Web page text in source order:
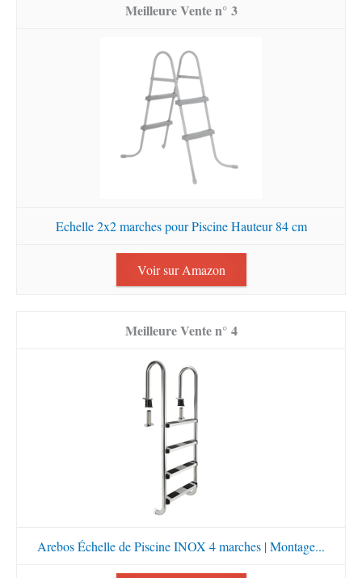
3
Echelle 2x2 marches pour Piscine Hauteur 84 cm
Voir sur Amazon
4
Arebos Échelle de Piscine INOX 4 marches | Montage...